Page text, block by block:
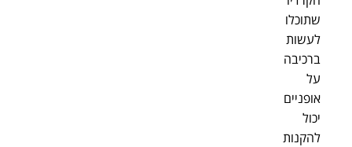
שתוכלו
לעשות
ברכיבה
על
אופניים
יכול
להקנות